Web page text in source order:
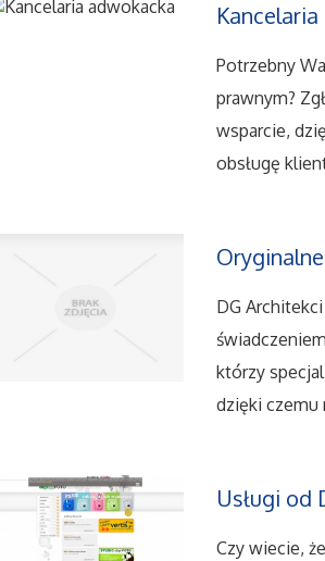
Potrzebny
prawnym?
wsparcie,
obsługę
DG
którzy
dzięki
Usługi od
Czy wiecie,